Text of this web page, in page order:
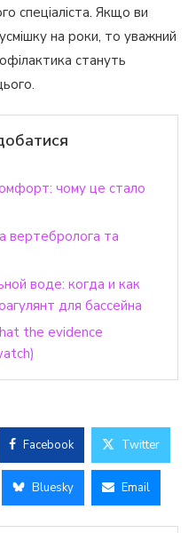
спеціаліста. Якщо ви
на роки, то уважний
стануть
чому це стало
вертебролога та
воде: когда и как
для бассейна
the evidence
Facebook Twitter
Bluesky Email